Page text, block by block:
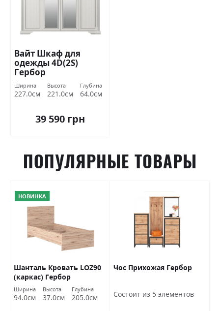
Вайт Шкаф для
одежды 4D(2S)
Гербор
Ширина
227.0см
Высота
221.0см
Глубина
64.0см
39 590 грн
ПОПУЛЯРНЫЕ ТОВАРЫ
НОВИНКА
Шанталь Кровать LOZ90
(каркас) Гербор
Ширина
94.0см
Высота
37.0см
Глубина
205.0см
Чос Прихожая Гербор
Состоит из 5 элементов